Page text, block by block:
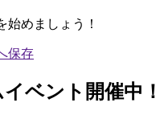
始めましょう！
ベント開催中！